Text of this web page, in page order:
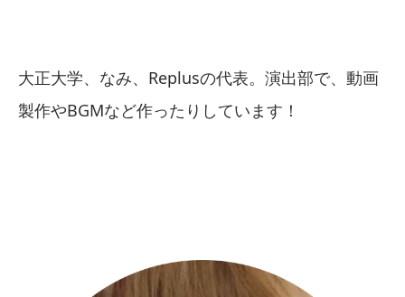
大正大学、なみ、Replusの代表。演出部で、動画
製作やBGMなど作ったりしています！